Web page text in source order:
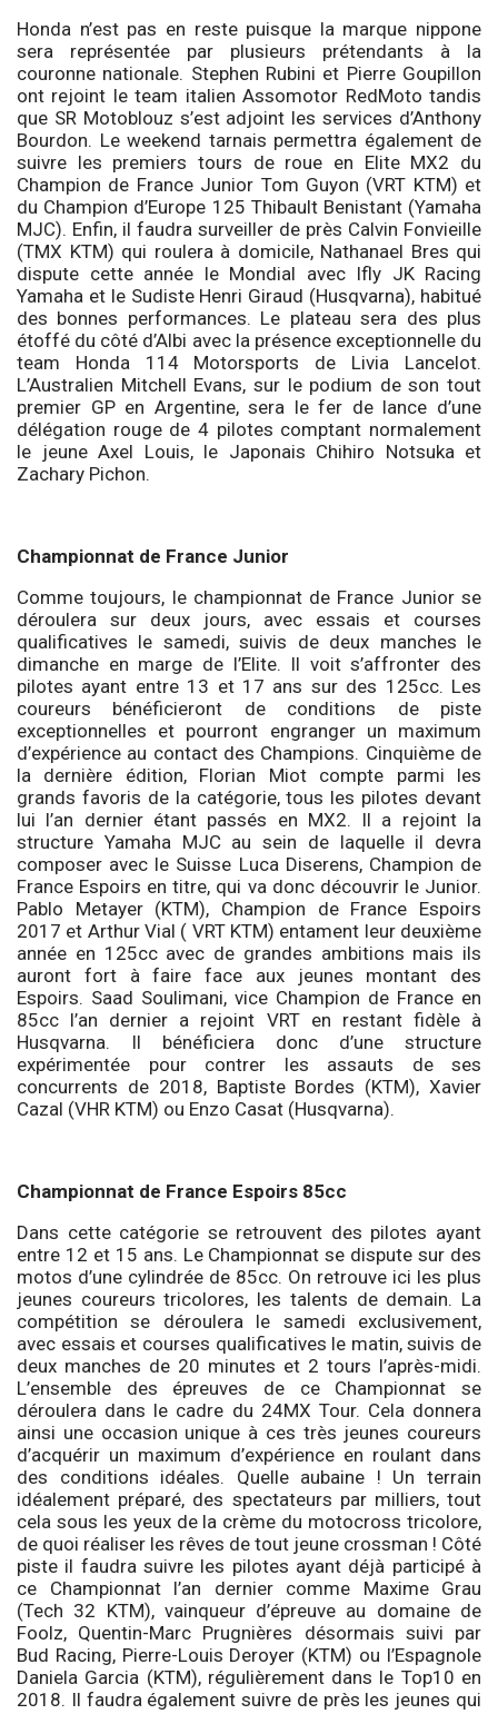
Honda n’est pas en reste puisque la marque nippone
sera représentée par plusieurs prétendants à la
couronne nationale. Stephen Rubini et Pierre Goupillon
ont rejoint le team italien Assomotor RedMoto tandis
que SR Motoblouz s’est adjoint les services d’Anthony
Bourdon. Le weekend tarnais permettra également de
suivre les premiers tours de roue en Elite MX2 du
Champion de France Junior Tom Guyon (VRT KTM) et
du Champion d’Europe 125 Thibault Benistant (Yamaha
MJC). Enfin, il faudra surveiller de près Calvin Fonvieille
(TMX KTM) qui roulera à domicile, Nathanael Bres qui
dispute cette année le Mondial avec Ifly JK Racing
Yamaha et le Sudiste Henri Giraud (Husqvarna), habitué
des bonnes performances. Le plateau sera des plus
étoffé du côté d’Albi avec la présence exceptionnelle du
team Honda 114 Motorsports de Livia Lancelot.
L’Australien Mitchell Evans, sur le podium de son tout
premier GP en Argentine, sera le fer de lance d’une
délégation rouge de 4 pilotes comptant normalement
le jeune Axel Louis, le Japonais Chihiro Notsuka et
Zachary Pichon.
Championnat de France Junior
Comme toujours, le championnat de France Junior se
déroulera sur deux jours, avec essais et courses
qualificatives le samedi, suivis de deux manches le
dimanche en marge de l’Elite. Il voit s’affronter des
pilotes ayant entre 13 et 17 ans sur des 125cc. Les
coureurs bénéficieront de conditions de piste
exceptionnelles et pourront engranger un maximum
d’expérience au contact des Champions. Cinquième de
la dernière édition, Florian Miot compte parmi les
grands favoris de la catégorie, tous les pilotes devant
lui l’an dernier étant passés en MX2. Il a rejoint la
structure Yamaha MJC au sein de laquelle il devra
composer avec le Suisse Luca Diserens, Champion de
France Espoirs en titre, qui va donc découvrir le Junior.
Pablo Metayer (KTM), Champion de France Espoirs
2017 et Arthur Vial ( VRT KTM) entament leur deuxième
année en 125cc avec de grandes ambitions mais ils
auront fort à faire face aux jeunes montant des
Espoirs. Saad Soulimani, vice Champion de France en
85cc l’an dernier a rejoint VRT en restant fidèle à
Husqvarna. Il bénéficiera donc d’une structure
expérimentée pour contrer les assauts de ses
concurrents de 2018, Baptiste Bordes (KTM), Xavier
Cazal (VHR KTM) ou Enzo Casat (Husqvarna).
Championnat de France Espoirs 85cc
Dans cette catégorie se retrouvent des pilotes ayant
entre 12 et 15 ans. Le Championnat se dispute sur des
motos d’une cylindrée de 85cc. On retrouve ici les plus
jeunes coureurs tricolores, les talents de demain. La
compétition se déroulera le samedi exclusivement,
avec essais et courses qualificatives le matin, suivis de
deux manches de 20 minutes et 2 tours l’après-midi.
L’ensemble des épreuves de ce Championnat se
déroulera dans le cadre du 24MX Tour. Cela donnera
ainsi une occasion unique à ces très jeunes coureurs
d’acquérir un maximum d’expérience en roulant dans
des conditions idéales. Quelle aubaine ! Un terrain
idéalement préparé, des spectateurs par milliers, tout
cela sous les yeux de la crème du motocross tricolore,
de quoi réaliser les rêves de tout jeune crossman ! Côté
piste il faudra suivre les pilotes ayant déjà participé à
ce Championnat l’an dernier comme Maxime Grau
(Tech 32 KTM), vainqueur d’épreuve au domaine de
Foolz, Quentin-Marc Prugnières désormais suivi par
Bud Racing, Pierre-Louis Deroyer (KTM) ou l’Espagnole
Daniela Garcia (KTM), régulièrement dans le Top10 en
2018. Il faudra également suivre de près les jeunes qui